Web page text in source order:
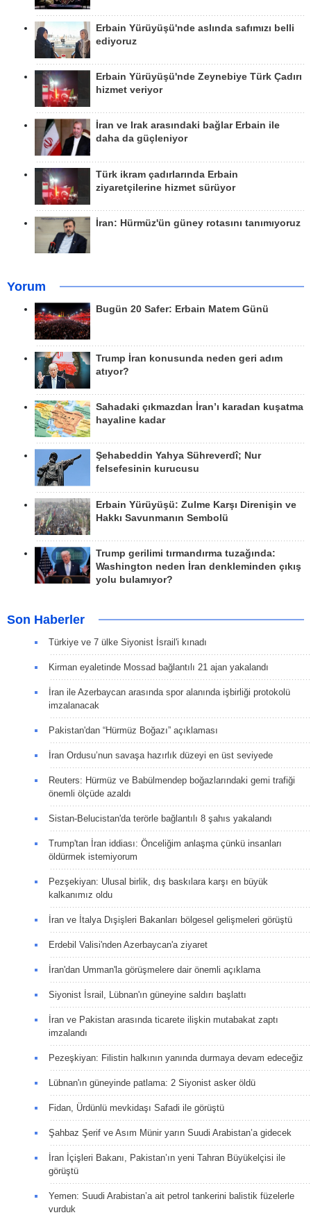
Erbain Yürüyüşü'nde aslında safımızı belli
ediyoruz
Erbain Yürüyüşü'nde Zeynebiye Türk Çadırı
hizmet veriyor
İran ve Irak arasındaki bağlar Erbain ile
daha da güçleniyor
Türk ikram çadırlarında Erbain
ziyaretçilerine hizmet sürüyor
İran: Hürmüz'ün güney rotasını tanımıyoruz
Yorum
Bugün 20 Safer: Erbain Matem Günü
Trump İran konusunda neden geri adım
atıyor?
Sahadaki çıkmazdan İran’ı karadan kuşatma
hayaline kadar
Şehabeddin Yahya Sühreverdî; Nur
felsefesinin kurucusu
Erbain Yürüyüşü: Zulme Karşı Direnişin ve
Hakkı Savunmanın Sembolü
Trump gerilimi tırmandırma tuzağında:
Washington neden İran denkleminden çıkış
yolu bulamıyor?
Son Haberler
Türkiye ve 7 ülke Siyonist İsrail'i kınadı
Kirman eyaletinde Mossad bağlantılı 21 ajan yakalandı
İran ile Azerbaycan arasında spor alanında işbirliği protokolü
imzalanacak
Pakistan'dan “Hürmüz Boğazı” açıklaması
İran Ordusu’nun savaşa hazırlık düzeyi en üst seviyede
Reuters: Hürmüz ve Babülmendep boğazlarındaki gemi trafiği
önemli ölçüde azaldı
Sistan-Belucistan'da terörle bağlantılı 8 şahıs yakalandı
Trump'tan İran iddiası: Önceliğim anlaşma çünkü insanları
öldürmek istemiyorum
Pezşekiyan: Ulusal birlik, dış baskılara karşı en büyük
kalkanımız oldu
İran ve İtalya Dışişleri Bakanları bölgesel gelişmeleri görüştü
Erdebil Valisi'nden Azerbaycan'a ziyaret
İran'dan Umman'la görüşmelere dair önemli açıklama
Siyonist İsrail, Lübnan'ın güneyine saldırı başlattı
İran ve Pakistan arasında ticarete ilişkin mutabakat zaptı
imzalandı
Pezeşkiyan: Filistin halkının yanında durmaya devam edeceğiz
Lübnan'ın güneyinde patlama: 2 Siyonist asker öldü
Fidan, Ürdünlü mevkidaşı Safadi ile görüştü
Şahbaz Şerif ve Asım Münir yarın Suudi Arabistan’a gidecek
İran İçişleri Bakanı, Pakistan’ın yeni Tahran Büyükelçisi ile
görüştü
Yemen: Suudi Arabistan’a ait petrol tankerini balistik füzelerle
vurduk